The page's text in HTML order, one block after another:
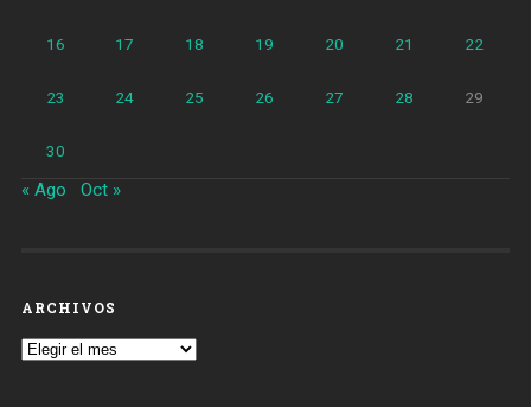
16 17 18 19 20 21 22
23 24 25 26 27 28 29
30
« Ago Oct »
ARCHIVOS
Archivos